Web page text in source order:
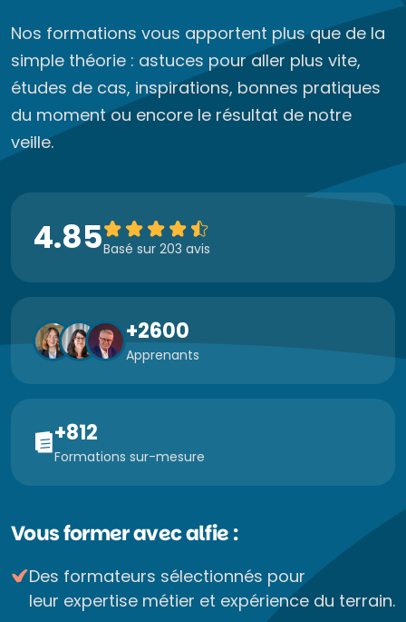
Nos formations vous apportent plus que de la
simple théorie : astuces pour aller plus vite,
études de cas, inspirations, bonnes pratiques
du moment ou encore le résultat de notre
veille.
4.85Basé sur 203 avis
+2600
Apprenants
+812
Formations sur-mesure
Vous former avec alfie :
Des formateurs sélectionnés pour
leur expertise métier et expérience du terrain.